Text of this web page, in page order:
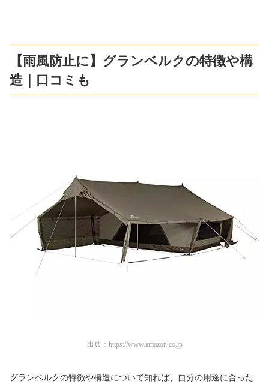
【雨風防止に】グランベルクの特徴や構
造｜口コミも
出典： https://www.amazon.co.jp
グランベルクの特徴や構造について知れば、自分の用途に合った